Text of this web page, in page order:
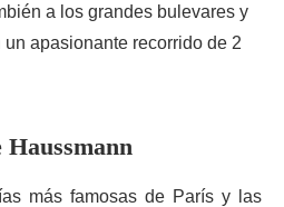
a los grandes bulevares y
apasionante recorrido de 2
más famosas de París y las